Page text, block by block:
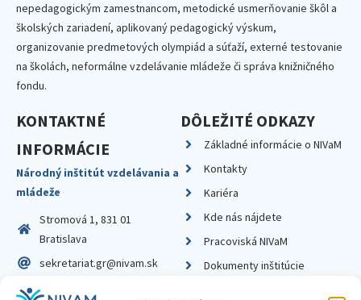
nepedagogickým zamestnancom, metodické usmerňovanie škôl a
školských zariadení, aplikovaný pedagogický výskum,
organizovanie predmetových olympiád a súťaží, externé testovanie
na školách, neformálne vzdelávanie mládeže či správa knižničného
fondu.
KONTAKTNÉ
INFORMÁCIE
Národný inštitút vzdelávania a
mládeže
Stromová 1, 831 01
Bratislava
sekretariat.gr@nivam.sk
IČO: 00164348
DÔLEŽITÉ ODKAZY
Základné informácie o NIVaM
Kontakty
Kariéra
Kde nás nájdete
Pracoviská NIVaM
Dokumenty inštitúcie